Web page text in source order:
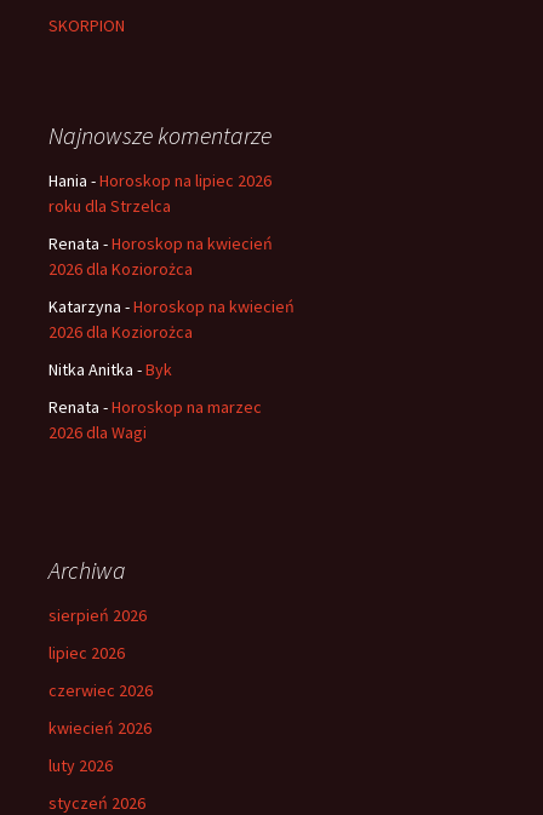
SKORPION
Najnowsze komentarze
Hania -Horoskop na lipiec 2026
roku dla Strzelca
Renata -Horoskop na kwiecień
2026 dla Koziorożca
Katarzyna -Horoskop na kwiecień
2026 dla Koziorożca
Nitka Anitka -Byk
Renata -Horoskop na marzec
2026 dla Wagi
Archiwa
sierpień 2026
lipiec 2026
czerwiec 2026
kwiecień 2026
luty 2026
styczeń 2026